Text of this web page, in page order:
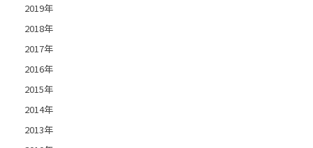
2019年
2018年
2017年
2016年
2015年
2014年
2013年